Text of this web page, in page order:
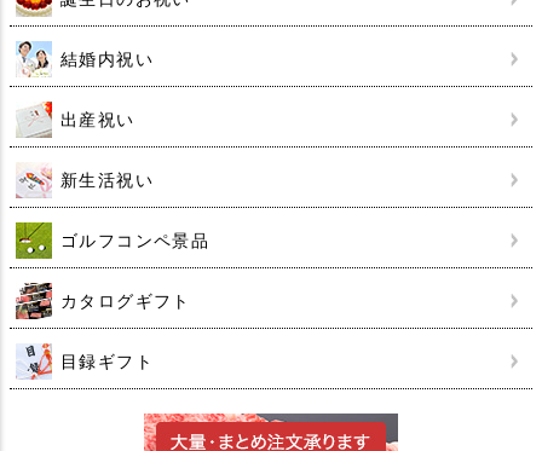
結婚内祝い
出産祝い
新生活祝い
ゴルフコンペ景品
カタログギフト
目録ギフト